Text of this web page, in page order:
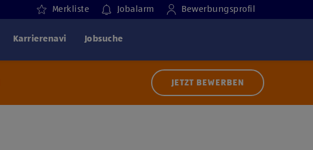
Merkliste Jobalarm Bewerbungsprofil
Karrierenavi Jobsuche
JETZT BEWERBEN